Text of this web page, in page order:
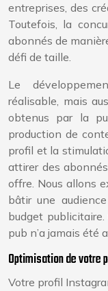
entreprises, des
Toutefois, la
abonnés de
défi de taille.
Le
réalisable, mais
obtenus par la
production de
profil et la
attirer des
offre. Nous allons
bâtir une
budget
pub n’a jamais été
Optimisation de votre
Votre profil